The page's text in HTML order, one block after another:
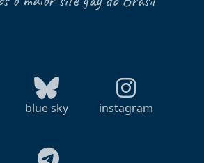
blue sky instagram